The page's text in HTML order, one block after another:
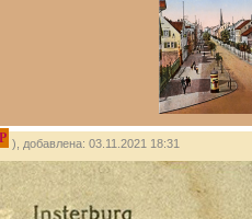
), добавлена: 03.11.2021 18:31